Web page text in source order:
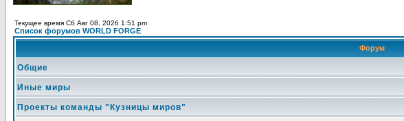
Текущее время Сб Авг 08, 2026 1:51 pm
Список форумов WORLD FORGE
Форум
Общие
Иные миры
Проекты команды "Кузницы миров"